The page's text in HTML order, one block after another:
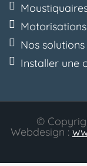
Nos
Installer une
©
Webdesign :